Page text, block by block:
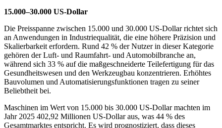
15.000–30.000 US-Dollar
Die Preisspanne zwischen 15.000 und 30.000 US-Dollar richtet sich
an Anwendungen in Industriequalität, die eine höhere Präzision und
Skalierbarkeit erfordern. Rund 42 % der Nutzer in dieser Kategorie
gehören der Luft- und Raumfahrt- und Automobilbranche an,
während sich 33 % auf die maßgeschneiderte Teilefertigung für das
Gesundheitswesen und den Werkzeugbau konzentrieren. Erhöhtes
Bauvolumen und Automatisierungsfunktionen tragen zu seiner
Beliebtheit bei.
Maschinen im Wert von 15.000 bis 30.000 US-Dollar machten im
Jahr 2025 402,92 Millionen US-Dollar aus, was 44 % des
Gesamtmarktes entspricht. Es wird prognostiziert, dass dieses